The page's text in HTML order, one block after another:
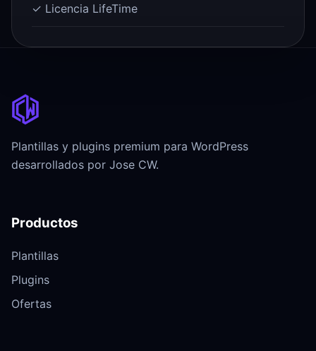
✓ Licencia LifeTime
Plantillas y plugins premium para WordPress
desarrollados por Jose CW.
Productos
Plantillas
Plugins
Ofertas